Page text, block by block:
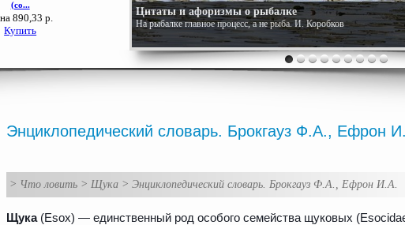
Цитаты и афоризмы о рыбалке
На рыбалке главное процесс, а не рыба. И. Коробков
Энциклопедический словарь. Брокгауз Ф.А., Ефрон
> Что ловить > Щука > Энциклопедический словарь. Брокгауз Ф.А., Ефрон И.А.
Щука(Esox) — единственный род особого семейства щуковых